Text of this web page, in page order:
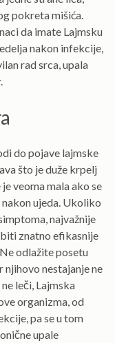
pokreta mišića.
da imate Lajmsku
nakon infekcije,
rad srca, upala
do pojave lajmske
što je duže krpelj
veoma mala ako se
ujeda. Ukoliko
najvažnije
znatno efikasnije
odlažite posetu
njihovo nestajanje ne
leči, Lajmska
organizma, od
pa se u tom
upale